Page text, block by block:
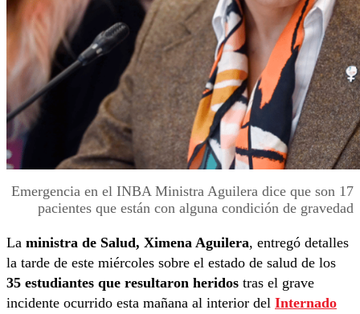
Emergencia en el INBA Ministra Aguilera dice que son 17
pacientes que están con alguna condición de gravedad
La ministra de Salud, Ximena Aguilera, entregó detalles
la tarde de este miércoles sobre el estado de salud de los
35 estudiantes que resultaron heridos tras el grave
incidente ocurrido esta mañana al interior del Internado